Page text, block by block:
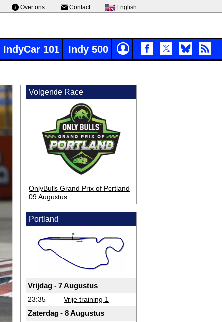
Over ons Contact English
IndyCar 101 Indy 500
Volgende Race
OnlyBulls Grand Prix of Portland
09 Augustus
Portland
Vrijdag - 7 Augustus
23:35 Vrije training 1
Zaterdag - 8 Augustus